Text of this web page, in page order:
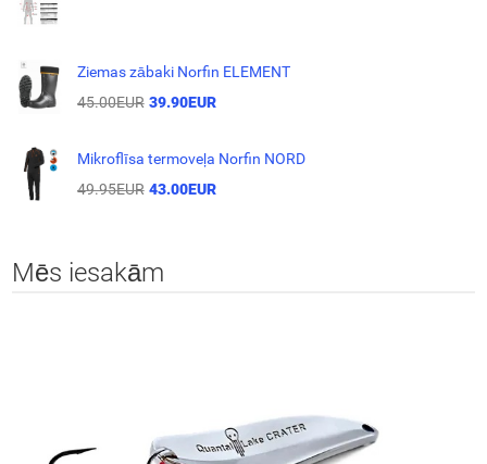
Ziemas zābaki Norfin ELEMENT
45.00EUR 39.90EUR
Mikroflīsa termoveļa Norfin NORD
49.95EUR 43.00EUR
Mēs iesakām